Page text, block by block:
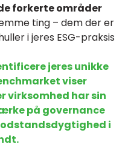
forkerte områder
ting – dem der er
i jeres ESG-praksis
jeres unikke
viser
virksomhed har sin
på governance
i